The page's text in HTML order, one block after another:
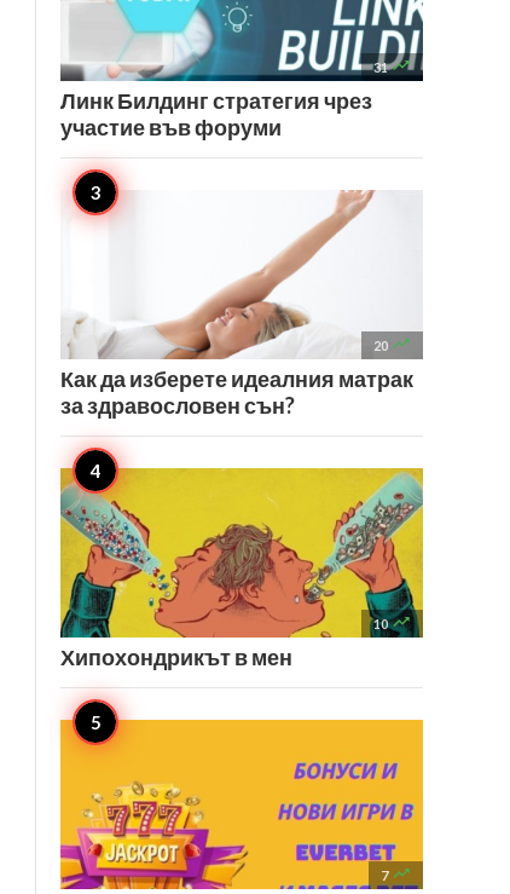
31 
Линк Билдинг стратегия чрез
участие във форуми
20 
Как да изберете идеалния матрак
за здравословен сън?
10 
Хипохондрикът в мен
7 